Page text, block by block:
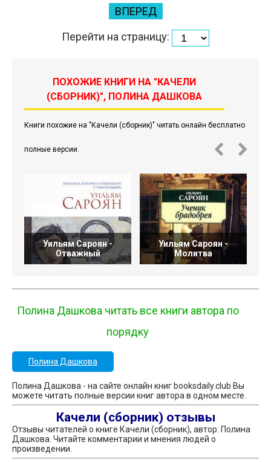
ВПЕРЕД
Перейти на страницу:
ПОХОЖИЕ КНИГИ НА "КАЧЕЛИ
(СБОРНИК)", ПОЛИНА ДАШКОВА
Книги похожие на "Качели (сборник)" читать онлайн бесплатно
полные версии.
Уильям Сароян -
Отважный
Уильям Сароян -
Молитва
Полина Дашкова читать все книги автора по
порядку
Полина Дашкова
Полина Дашкова - на сайте онлайн книг booksdaily.club Вы
можете читать полные версии книг автора в одном месте.
Качели (сборник) отзывы
Отзывы читателей о книге Качели (сборник), автор: Полина
Дашкова. Читайте комментарии и мнения людей о
произведении.